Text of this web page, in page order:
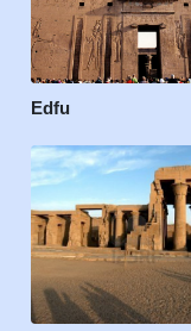
Edfu